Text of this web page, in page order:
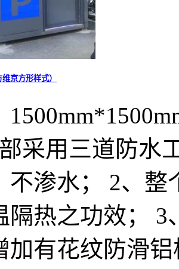
京方形样式）
采用三道防水
不渗水； 2、
隔热之功效；
加有花纹防滑